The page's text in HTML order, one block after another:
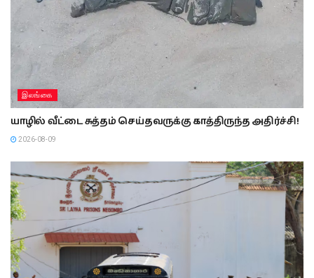
இலங்கை
யாழில் வீட்டை சுத்தம் செய்தவருக்கு காத்திருந்த அதிர்ச்சி!
2026-08-09